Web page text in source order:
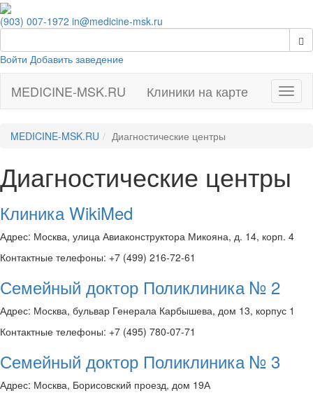
(903) 007-1972 in@medicine-msk.ru
Войти Добавить заведение
MEDICINE-MSK.RU Клиники на карте
MEDICINE-MSK.RU Диагностические центры
Диагностические центры
Клиника WikiMed
Адрес: Москва, улица Авиаконструктора Микояна, д. 14, корп. 4
Контактные телефоны: +7 (499) 216-72-61
Семейный доктор Поликлиника № 2
Адрес: Москва, бульвар Генерала Карбышева, дом 13, корпус 1
Контактные телефоны: +7 (495) 780-07-71
Семейный доктор Поликлиника № 3
Адрес: Москва, Борисовский проезд, дом 19А